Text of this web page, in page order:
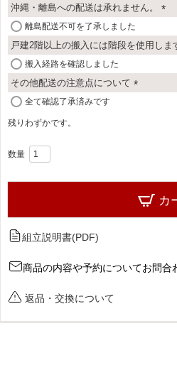
沖縄・離島への配送は承れません。
必
須
離島配送不可を了承しました
戸建2階以上の搬入には階段を使用しま
搬入経路を確認しました
その他配送の注意点について
全て確認了承済みです
残りわずかです。
カ
組立説明書(PDF)
商品の内容や予約についてお問合
返品・交換について